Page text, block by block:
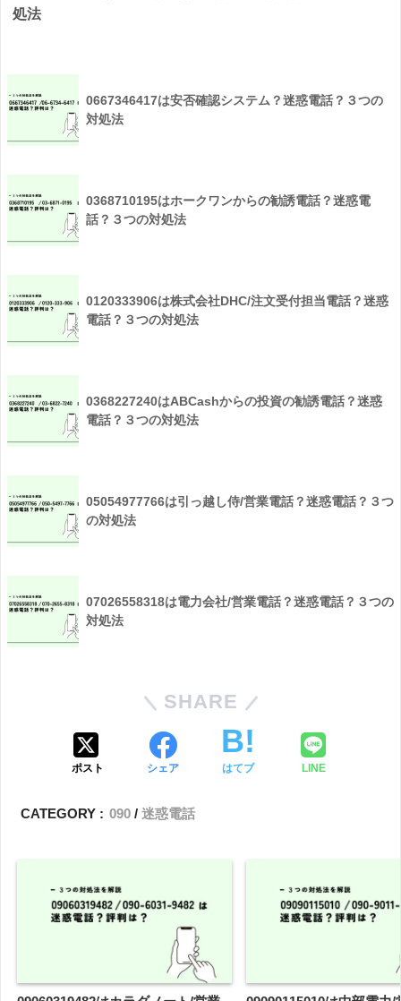
処法
0667346417は安否確認システム？迷惑電話？３つの
対処法
0368710195はホークワンからの勧誘電話？迷惑電
話？３つの対処法
0120333906は株式会社DHC/注文受付担当電話？迷惑
電話？３つの対処法
0368227240はABCashからの投資の勧誘電話？迷惑
電話？３つの対処法
05054977766は引っ越し侍/営業電話？迷惑電話？３つ
の対処法
07026558318は電力会社/営業電話？迷惑電話？３つの
対処法
SHARE
ポスト シェア はてブ LINE
CATEGORY : 090 迷惑電話